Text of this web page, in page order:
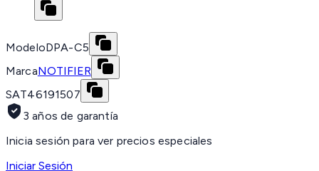
ModeloDPA-C5
MarcaNOTIFIER
SAT46191507
3 años de garantía
Inicia sesión para ver precios especiales
Iniciar Sesión